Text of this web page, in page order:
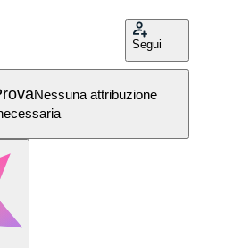
Segui
Nessuna attribuzione